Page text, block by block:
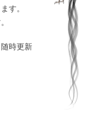
す。
随時更新